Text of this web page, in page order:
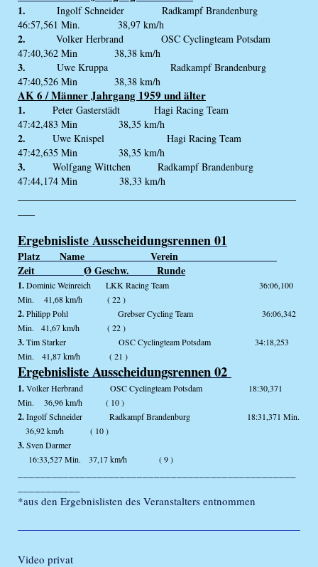
1.
Ingolf Schneider Radkampf Brandenburg
46:57,561 Min. 38,97 km/h
2.
Volker Herbrand OSC Cyclingteam Potsdam
47:40,362 Min 38,38 km/h
3.
Uwe Kruppa Radkampf Brandenburg
47:40,526 Min 38,38 km/h
AK 6 / Männer Jahrgang 1959 und älter
1.
Peter Gasterstädt Hagi Racing Team
47:42,483 Min 38,35 km/h
2.
Uwe Knispel Hagi Racing Team
47:42,635 Min 38,35 km/h
3.
Wolfgang Wittchen Radkampf Brandenburg
47:44,174 Min 38,33 km/h
Ergebnisliste Ausscheidungsrennen 01
Platz Name Verein
Zeit Ø Geschw. Runde
1.Dominic Weinreich LKK Racing Team 36:06,100
Min. 41,68 km/h ( 22 )
2.Philipp Pohl Grebser Cycling Team 36:06,342
Min. 41,67 km/h ( 22 )
3.Tim Starker OSC Cyclingteam Potsdam 34:18,253
Min. 41,87 km/h ( 21 )
Ergebnisliste Ausscheidungsrennen 02
1.Volker Herbrand OSC Cyclingteam Potsdam 18:30,371
Min. 36,96 km/h ( 10 )
2.Ingolf Schneider Radkampf Brandenburg 18:31,371 Min.
36,92 km/h ( 10 )
3.Sven Darmer
16:33,527 Min. 37,17 km/h ( 9 )
*aus den Ergebnislisten des Veranstalters entnommen
Video privat